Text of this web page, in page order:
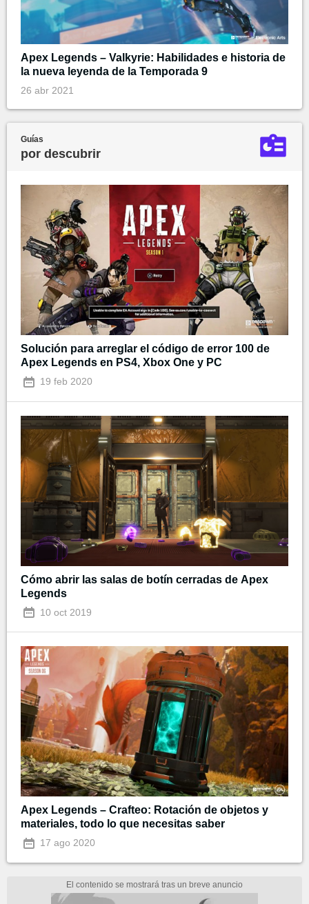
Apex Legends – Valkyrie: Habilidades e historia de
la nueva leyenda de la Temporada 9
26 abr 2021
Guías
por descubrir
Solución para arreglar el código de error 100 de
Apex Legends en PS4, Xbox One y PC
19 feb 2020
Cómo abrir las salas de botín cerradas de Apex
Legends
10 oct 2019
Apex Legends – Crafteo: Rotación de objetos y
materiales, todo lo que necesitas saber
17 ago 2020